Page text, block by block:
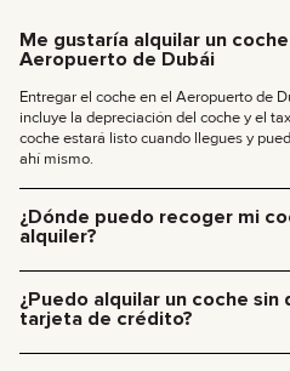
Me gustaría alquilar un
Aeropuerto de Dubái
Entregar el coche en el Aeropuerto de
incluye la depreciación del coche y el
coche estará listo cuando llegues y
ahí mismo.
¿Dónde puedo recoger mi
alquiler?
a tu hotel o al Aeropuerto de Dubái.
que elijas y gestionaremos toda la
¿Puedo alquilar un coche sin
tarjeta de crédito?